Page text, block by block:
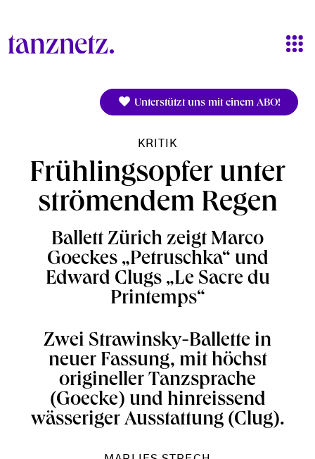
Unterstützt uns mit einem ABO!
KRITIK
Frühlingsopfer unter
strömendem Regen
Ballett Zürich zeigt Marco
Goeckes „Petruschka“ und
Edward Clugs „Le Sacre du
Printemps“
Zwei Strawinsky-Ballette in
neuer Fassung, mit höchst
origineller Tanzsprache
(Goecke) und hinreissend
wässeriger Ausstattung (Clug).